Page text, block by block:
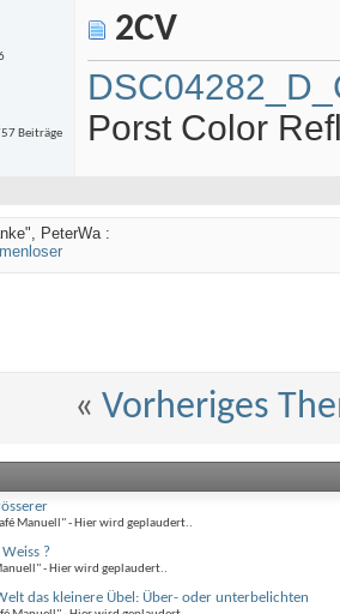
Beiträge
2CV
Porst Color
PeterWa :
« Vorheriges
Manuell" - Hier wird geplaudert..
?
- Hier wird geplaudert..
das kleinere Übel: Über- oder unterbelichten